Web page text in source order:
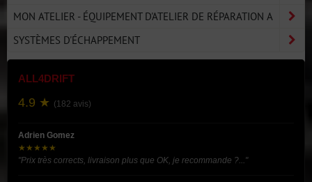
MON ATELIER - ÉQUIPEMENT D'ATELIER DE RÉPARATION A
SYSTÈMES D'ÉCHAPPEMENT
ALL4DRIFT
4.9 ★ (182 avis)
Adrien Gomez
★★★★★
"Prix très corrects, livraison plus que OK, je recommande ?..."